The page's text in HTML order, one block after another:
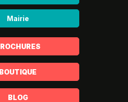
Mairie
BOUTIQUE
BLOG